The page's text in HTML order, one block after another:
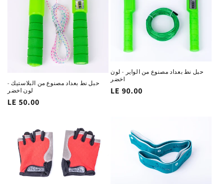
حبل نط بعداد مصنوع من البلاستيك -
لون اخضر
السغر
LE 50.00
حبل نط بعداد مصنوع من الواير - لون
اخضر
السغر
LE 90.00